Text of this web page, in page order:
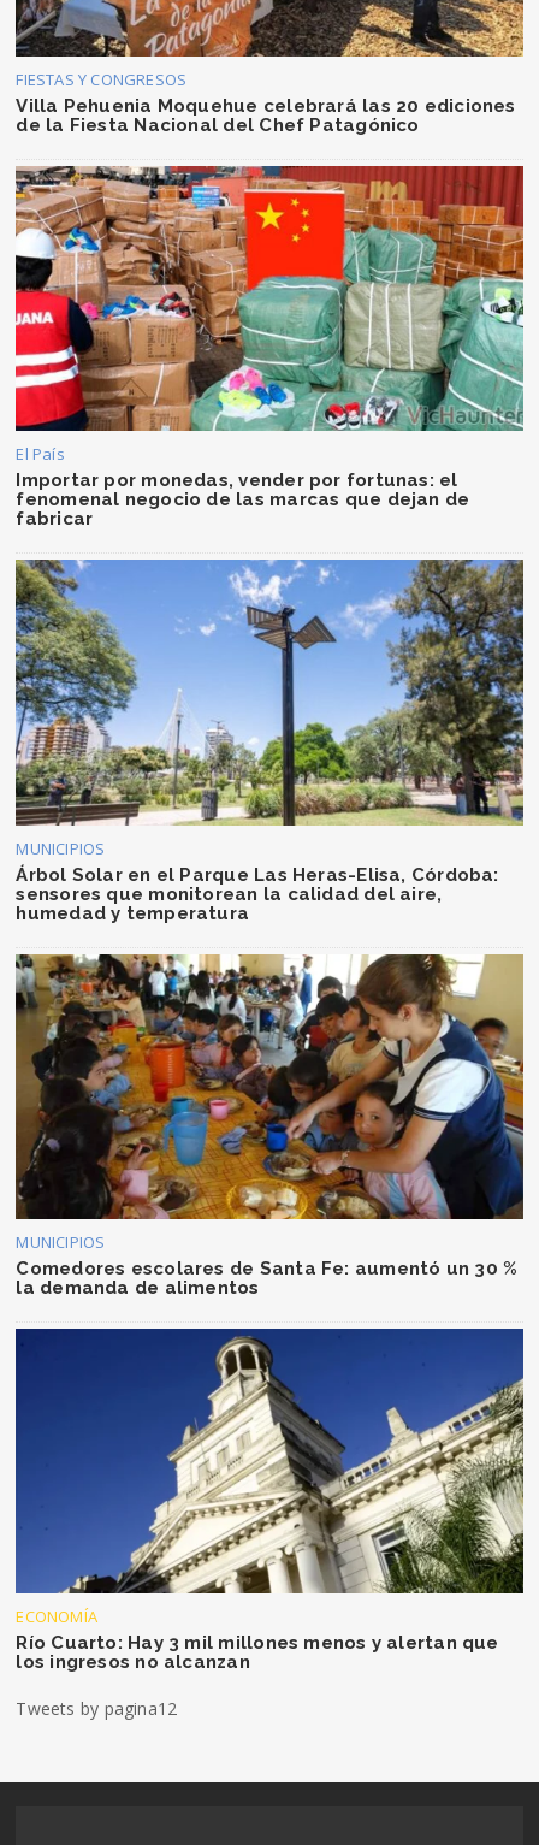
FIESTAS Y CONGRESOS
Villa Pehuenia Moquehue celebrará las 20 ediciones
de la Fiesta Nacional del Chef Patagónico
El País
Importar por monedas, vender por fortunas: el
fenomenal negocio de las marcas que dejan de
fabricar
MUNICIPIOS
Árbol Solar en el Parque Las Heras-Elisa, Córdoba:
sensores que monitorean la calidad del aire,
humedad y temperatura
MUNICIPIOS
Comedores escolares de Santa Fe: aumentó un 30 %
la demanda de alimentos
ECONOMÍA
Río Cuarto: Hay 3 mil millones menos y alertan que
los ingresos no alcanzan
Tweets by pagina12